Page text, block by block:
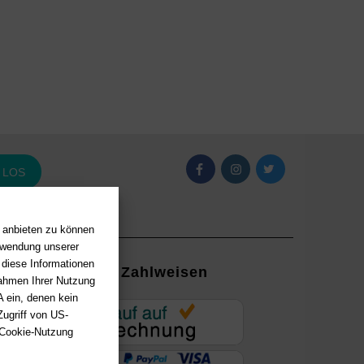
zu können
unserer
Informationen
Ihrer Nutzung
ein, denen kein
von US-
Nutzung
LOS
mit
Zahlweisen